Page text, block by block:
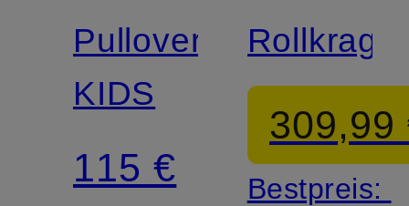
LAUREN
Pullover
KIDS
115 €
LAUREN
309,99
Bestpreis: